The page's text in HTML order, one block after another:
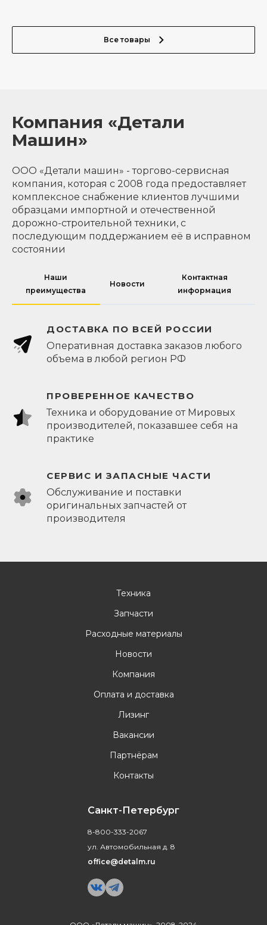
Все товары
Компания «Детали
Машин»
ООО «Детали машин» - торгово-сервисная
компания, которая с 2008 года предоставляет
комплексное снабжение клиентов лучшими
образцами импортной и отечественной
дорожно-строительной техники, с
последующим поддержанием её в исправном
состоянии
Наши
преимущества
Новости
Контактная
информация
ДОСТАВКА ПО ВСЕЙ РОССИИ
Оперативная доставка заказов любого
объема в любой регион РФ
ПРОВЕРЕННОЕ КАЧЕСТВО
Техника и оборудование от Мировых
производителей, показавшее себя на
практике
СЕРВИС И ЗАПАСНЫЕ ЧАСТИ
Обслуживание и поставки
оригинальных запчастей от
производителя
Техника
Запчасти
Расходные материалы
Новости
Компания
Оплата и доставка
Лизинг
Вакансии
Партнёрам
Контакты
Санкт-Петербург
8-800-333-2067
ул. Автомобильная д. 8
office@detalm.ru